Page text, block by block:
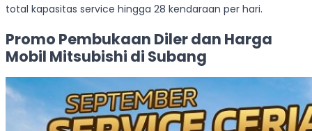
total kapasitas service hingga 28 kendaraan per hari.
Promo Pembukaan Diler dan Harga
Mobil Mitsubishi di Subang